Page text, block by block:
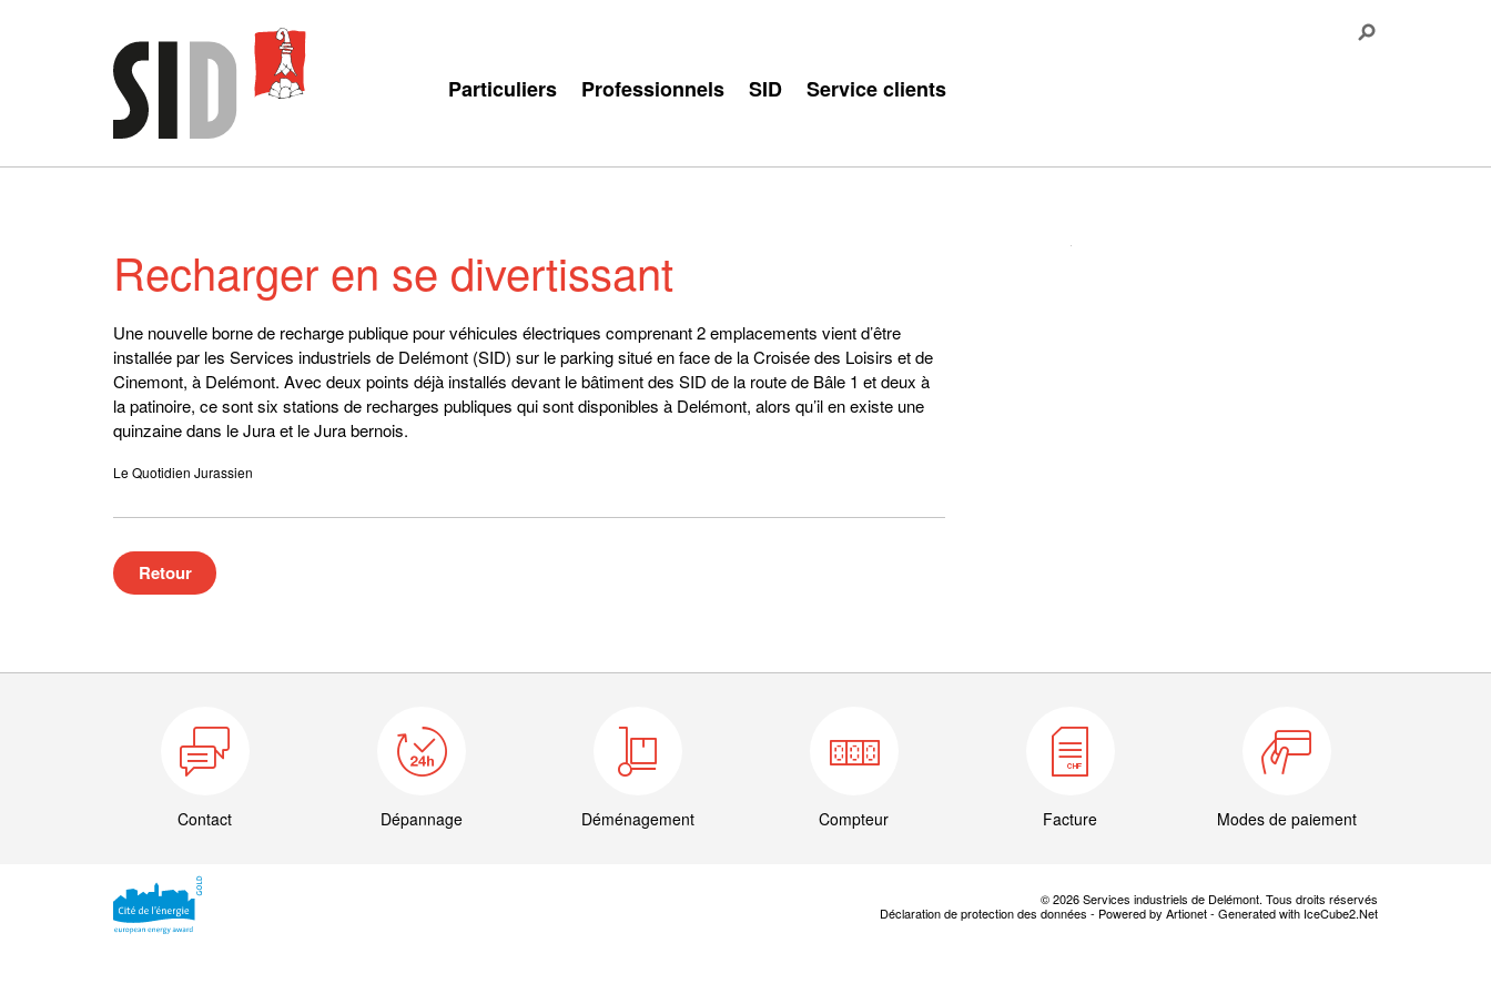
Particuliers Professionnels SID Service clients
Recharger en se divertissant
Une nouvelle borne de recharge publique pour véhicules électriques comprenant 2 emplacements vient d’être
installée par les Services industriels de Delémont (SID) sur le parking situé en face de la Croisée des Loisirs et de
Cinemont, à Delémont. Avec deux points déjà installés devant le bâtiment des SID de la route de Bâle 1 et deux à
la patinoire, ce sont six stations de recharges publiques qui sont disponibles à Delémont, alors qu’il en existe une
quinzaine dans le Jura et le Jura bernois.
Le Quotidien Jurassien
Retour
Contact Dépannage Déménagement Compteur Facture Modes de paiement
© 2026 Services industriels de Delémont. Tous droits réservés
Déclaration de protection des données - Powered by Artionet- Generated with IceCube2.Net